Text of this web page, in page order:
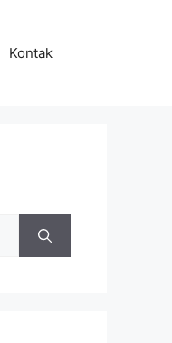
Kontak